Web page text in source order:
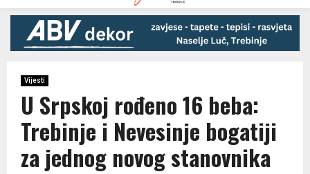
MENU
Vijesti
U Srpskoj rođeno 16 beba:
Trebinje i Nevesinje bogatiji
za jednog novog stanovnika